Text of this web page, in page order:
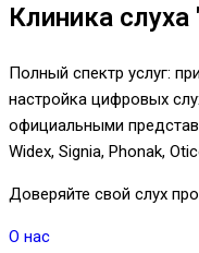
Клиника слуха
Полный спектр услуг:
настройка цифровых
официальными
Widex, Signia, Phonak,
Доверяйте свой слух
О нас